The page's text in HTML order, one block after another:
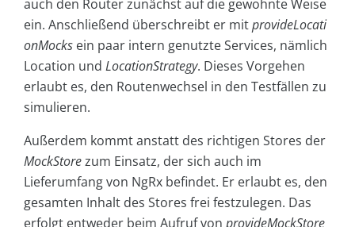
auch den Router zunächst auf die gewohnte Weise
ein. Anschließend überschreibt er mitprovideLocati
onMocks ein paar intern genutzte Services, nämlich
Location und LocationStrategy. Dieses Vorgehen
erlaubt es, den Routenwechsel in den Testfällen zu
simulieren.
Außerdem kommt anstatt des richtigen Stores der
MockStorezum Einsatz, der sich auch im
Lieferumfang von NgRx befindet. Er erlaubt es, den
gesamten Inhalt des Stores frei festzulegen. Das
erfolgt entweder beim Aufruf von provideMockStore